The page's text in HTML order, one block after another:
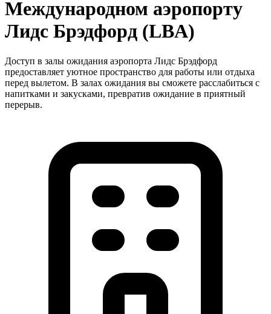
Международном аэропорту
Лидс Брэдфорд (LBA)
Доступ в залы ожидания аэропорта Лидс Брэдфорд
предоставляет уютное пространство для работы или отдыха
перед вылетом. В залах ожидания вы сможете расслабиться с
напитками и закусками, превратив ожидание в приятный
перерыв.